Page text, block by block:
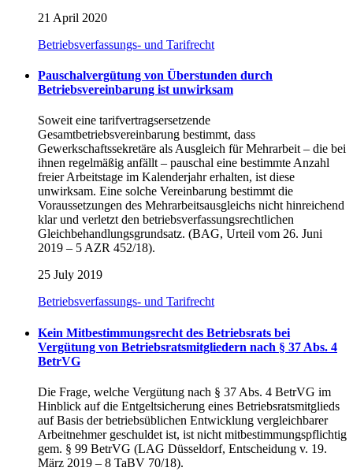
21 April 2020
Betriebsverfassungs- und Tarifrecht
Pauschalvergütung von Überstunden durch
Betriebsvereinbarung ist unwirksam
Soweit eine tarifvertragsersetzende
Gesamtbetriebsvereinbarung bestimmt, dass
Gewerkschaftssekretäre als Ausgleich für Mehrarbeit – die bei
ihnen regelmäßig anfällt – pauschal eine bestimmte Anzahl
freier Arbeitstage im Kalenderjahr erhalten, ist diese
unwirksam. Eine solche Vereinbarung bestimmt die
Voraussetzungen des Mehrarbeitsausgleichs nicht hinreichend
klar und verletzt den betriebsverfassungsrechtlichen
Gleichbehandlungsgrundsatz. (BAG, Urteil vom 26. Juni
2019 – 5 AZR 452/18).
25 July 2019
Betriebsverfassungs- und Tarifrecht
Kein Mitbestimmungsrecht des Betriebsrats bei
Vergütung von Betriebsratsmitgliedern nach § 37 Abs. 4
BetrVG
Die Frage, welche Vergütung nach § 37 Abs. 4 BetrVG im
Hinblick auf die Entgeltsicherung eines Betriebsratsmitglieds
auf Basis der betriebsüblichen Entwicklung vergleichbarer
Arbeitnehmer geschuldet ist, ist nicht mitbestimmungspflichtig
gem. § 99 BetrVG (LAG Düsseldorf, Entscheidung v. 19.
März 2019 – 8 TaBV 70/18).